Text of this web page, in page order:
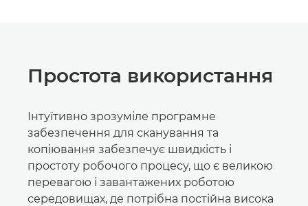
Простота використання
Інтуїтивно зрозуміле програмне
забезпечення для сканування та
копіювання забезпечує швидкість і
простоту робочого процесу, що є великою
перевагою і завантажених роботою
середовищах, де потрібна постійна висока